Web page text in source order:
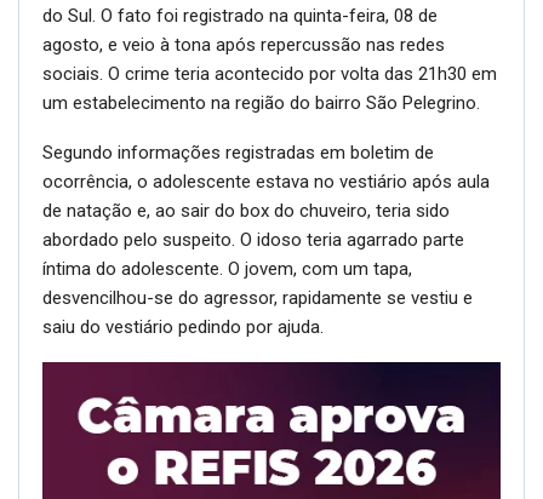
do Sul. O fato foi registrado na quinta-feira, 08 de
agosto, e veio à tona após repercussão nas redes
sociais. O crime teria acontecido por volta das 21h30 em
um estabelecimento na região do bairro São Pelegrino.
Segundo informações registradas em boletim de
ocorrência, o adolescente estava no vestiário após aula
de natação e, ao sair do box do chuveiro, teria sido
abordado pelo suspeito. O idoso teria agarrado parte
íntima do adolescente. O jovem, com um tapa,
desvencilhou-se do agressor, rapidamente se vestiu e
saiu do vestiário pedindo por ajuda.